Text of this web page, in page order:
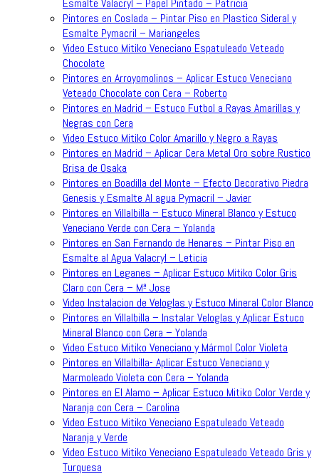
Esmalte Valacryl – Papel Pintado – Patricia
Pintores en Coslada – Pintar Piso en Plastico Sideral y
Esmalte Pymacril – Mariangeles
Video Estuco Mitiko Veneciano Espatuleado Veteado
Chocolate
Pintores en Arroyomolinos – Aplicar Estuco Veneciano
Veteado Chocolate con Cera – Roberto
Pintores en Madrid – Estuco Futbol a Rayas Amarillas y
Negras con Cera
Video Estuco Mitiko Color Amarillo y Negro a Rayas
Pintores en Madrid – Aplicar Cera Metal Oro sobre Rustico
Brisa de Osaka
Pintores en Boadilla del Monte – Efecto Decorativo Piedra
Genesis y Esmalte Al agua Pymacril – Javier
Pintores en Villalbilla – Estuco Mineral Blanco y Estuco
Veneciano Verde con Cera – Yolanda
Pintores en San Fernando de Henares – Pintar Piso en
Esmalte al Agua Valacryl – Leticia
Pintores en Leganes – Aplicar Estuco Mitiko Color Gris
Claro con Cera – Mª Jose
Video Instalacion de Veloglas y Estuco Mineral Color Blanco
Pintores en Villalbilla – Instalar Veloglas y Aplicar Estuco
Mineral Blanco con Cera – Yolanda
Video Estuco Mitiko Veneciano y Mármol Color Violeta
Pintores en Villalbilla- Aplicar Estuco Veneciano y
Marmoleado Violeta con Cera – Yolanda
Pintores en El Alamo – Aplicar Estuco Mitiko Color Verde y
Naranja con Cera – Carolina
Video Estuco Mitiko Veneciano Espatuleado Veteado
Naranja y Verde
Video Estuco Mitiko Veneciano Espatuleado Veteado Gris y
Turquesa